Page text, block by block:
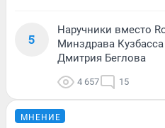
5
Наручники вместо
Минздрава
Дмитрия Беглова
4 657 15
МНЕНИЕ